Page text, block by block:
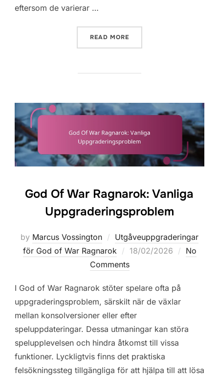
eftersom de varierar …
READ MORE
God Of War Ragnarok: Vanliga
Uppgraderingsproblem
by Marcus Vossington
Utgåveuppgraderingar
för God of War Ragnarok
Posted
on
18/02/2026
No
Comments
I God of War Ragnarok stöter spelare ofta på
uppgraderingsproblem, särskilt när de växlar
mellan konsolversioner eller efter
speluppdateringar. Dessa utmaningar kan störa
spelupplevelsen och hindra åtkomst till vissa
funktioner. Lyckligtvis finns det praktiska
felsökningssteg tillgängliga för att hjälpa till att lösa